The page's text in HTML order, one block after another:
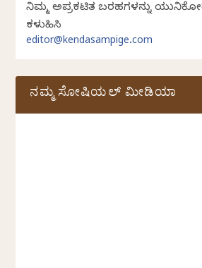
ನಿಮ್ಮ ಅಪ್ರಕಟಿತ ಬರಹಗಳನ್ನು
ಕಳುಹಿಸಿ
editor@kendasampige.com
ನಮ್ಮ ಸೋಷಿಯಲ್‌ ಮೀಡಿಯಾ